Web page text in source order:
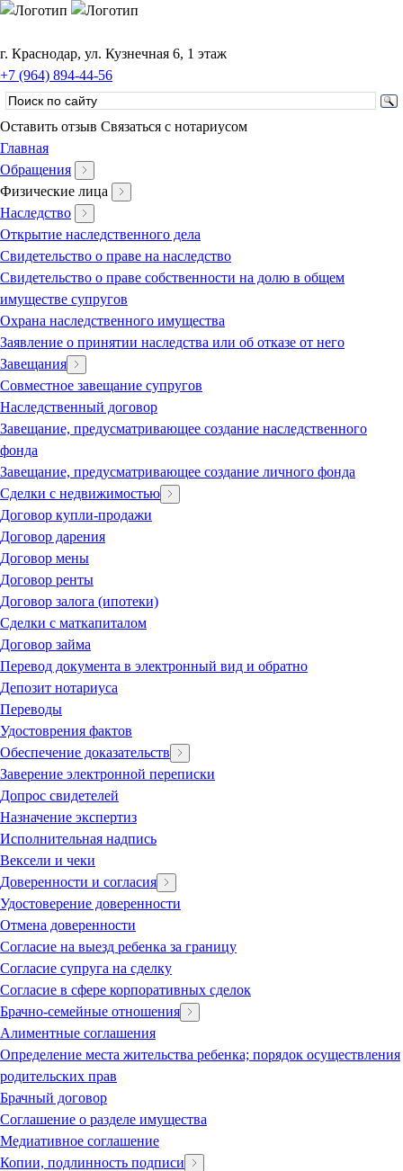
г. Краснодар, ул. Кузнечная 6, 1 этаж
+7 (964) 894-44-56
Оставить отзыв Связаться с нотариусом
Главная
Обращения
Физические лица
Наследство
Открытие наследственного дела
Свидетельство о праве на наследство
Свидетельство о праве собственности на долю в общем
имуществе супругов
Охрана наследственного имущества
Заявление о принятии наследства или об отказе от него
Завещания
Совместное завещание супругов
Наследственный договор
Завещание, предусматривающее создание наследственного
фонда
Завещание, предусматривающее создание личного фонда
Сделки с недвижимостью
Договор купли-продажи
Договор дарения
Договор мены
Договор ренты
Договор залога (ипотеки)
Сделки с маткапиталом
Договор займа
Перевод документа в электронный вид и обратно
Депозит нотариуса
Переводы
Удостоврения фактов
Обеспечение доказательств
Заверение электронной переписки
Допрос свидетелей
Назначение экспертиз
Исполнительная надпись
Вексели и чеки
Доверенности и согласия
Удостоверение доверенности
Отмена доверенности
Согласие на выезд ребенка за границу
Согласие супруга на сделку
Согласие в сфере корпоративных сделок
Брачно-семейные отношения
Алиментные соглашения
Определение места жительства ребенка; порядок осуществления
родительских прав
Брачный договор
Соглашение о разделе имущества
Медиативное соглашение
Копии, подлинность подписи